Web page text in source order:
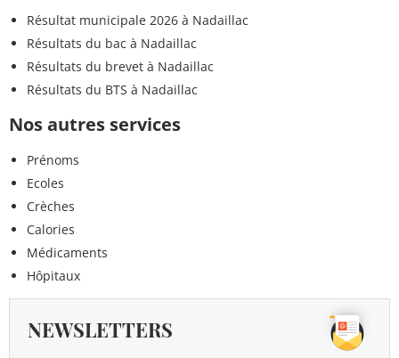
Résultat municipale 2026 à Nadaillac
Résultats du bac à Nadaillac
Résultats du brevet à Nadaillac
Résultats du BTS à Nadaillac
Nos autres services
Prénoms
Ecoles
Crèches
Calories
Médicaments
Hôpitaux
NEWSLETTERS